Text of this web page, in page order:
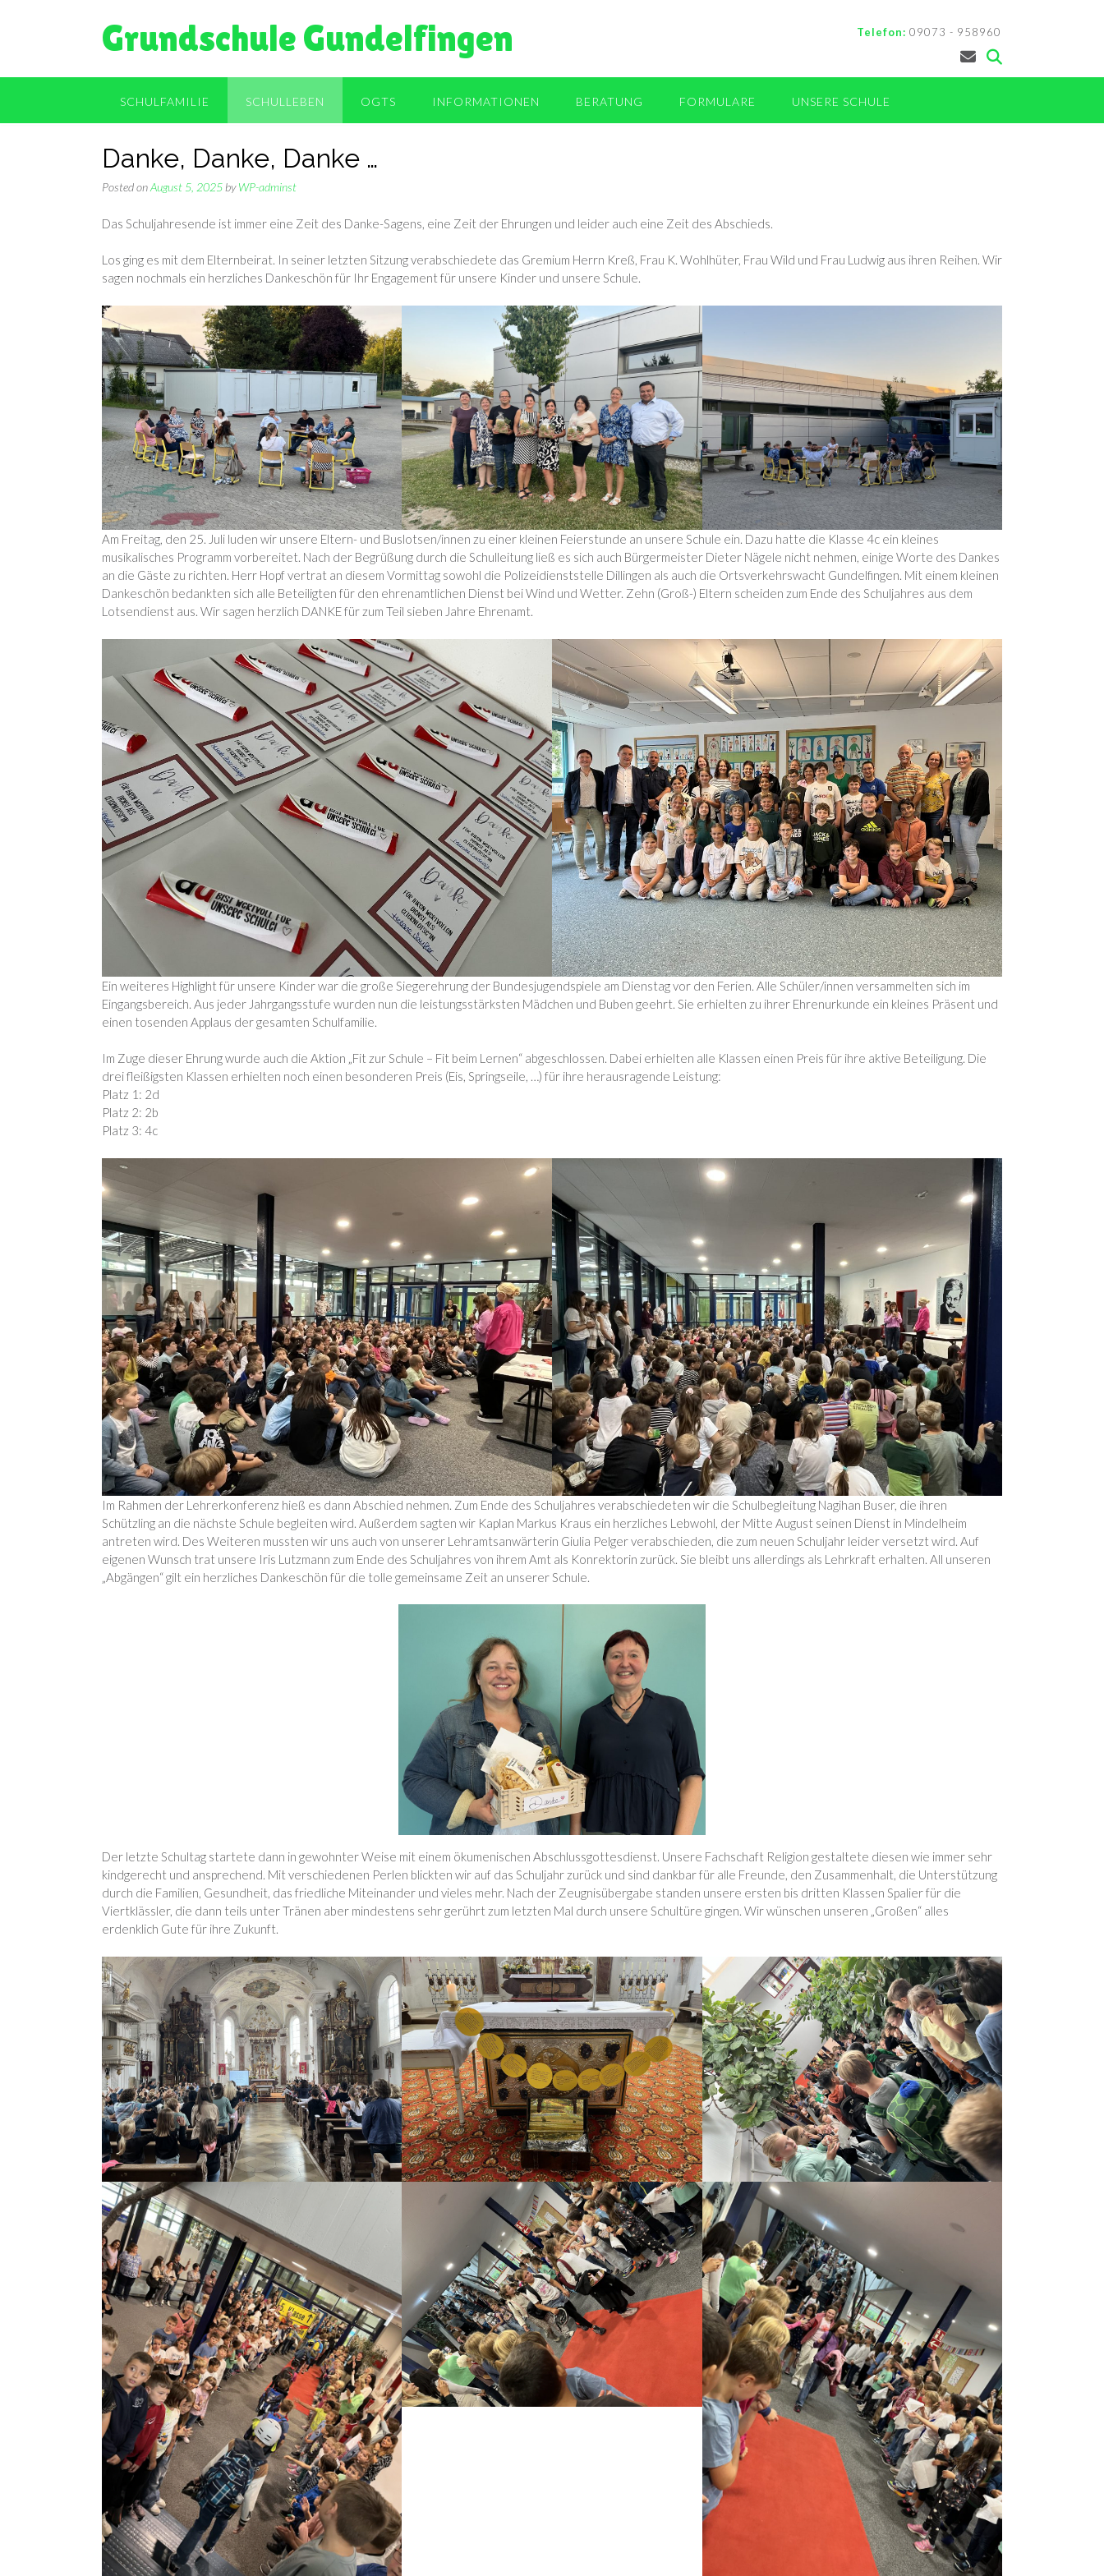
Grundschule Gundelfingen Telefon: 09073 - 958960
SCHULFAMILIE SCHULLEBEN OGTS INFORMATIONEN BERATUNG FORMULARE UNSERE SCHULE
Danke, Danke, Danke …
Posted onAugust 5, 2025 byWP-adminst
Das Schuljahresende ist immer eine Zeit des Danke-Sagens, eine Zeit der Ehrungen und leider auch eine Zeit des Abschieds.
Los ging es mit dem Elternbeirat. In seiner letzten Sitzung verabschiedete das Gremium Herrn Kreß, Frau K. Wohlhüter, Frau Wild und Frau Ludwig aus ihren Reihen. Wir
sagen nochmals ein herzliches Dankeschön für Ihr Engagement für unsere Kinder und unsere Schule.
Am Freitag, den 25. Juli luden wir unsere Eltern- und Buslotsen/innen zu einer kleinen Feierstunde an unsere Schule ein. Dazu hatte die Klasse 4c ein kleines
musikalisches Programm vorbereitet. Nach der Begrüßung durch die Schulleitung ließ es sich auch Bürgermeister Dieter Nägele nicht nehmen, einige Worte des Dankes
an die Gäste zu richten. Herr Hopf vertrat an diesem Vormittag sowohl die Polizeidienststelle Dillingen als auch die Ortsverkehrswacht Gundelfingen. Mit einem kleinen
Dankeschön bedankten sich alle Beteiligten für den ehrenamtlichen Dienst bei Wind und Wetter. Zehn (Groß-) Eltern scheiden zum Ende des Schuljahres aus dem
Lotsendienst aus. Wir sagen herzlich DANKE für zum Teil sieben Jahre Ehrenamt.
Ein weiteres Highlight für unsere Kinder war die große Siegerehrung der Bundesjugendspiele am Dienstag vor den Ferien. Alle Schüler/innen versammelten sich im
Eingangsbereich. Aus jeder Jahrgangsstufe wurden nun die leistungsstärksten Mädchen und Buben geehrt. Sie erhielten zu ihrer Ehrenurkunde ein kleines Präsent und
einen tosenden Applaus der gesamten Schulfamilie.
Im Zuge dieser Ehrung wurde auch die Aktion „Fit zur Schule – Fit beim Lernen“ abgeschlossen. Dabei erhielten alle Klassen einen Preis für ihre aktive Beteiligung. Die
drei fleißigsten Klassen erhielten noch einen besonderen Preis (Eis, Springseile, …) für ihre herausragende Leistung:
Platz 1: 2d
Platz 2: 2b
Platz 3: 4c
Im Rahmen der Lehrerkonferenz hieß es dann Abschied nehmen. Zum Ende des Schuljahres verabschiedeten wir die Schulbegleitung Nagihan Buser, die ihren
Schützling an die nächste Schule begleiten wird. Außerdem sagten wir Kaplan Markus Kraus ein herzliches Lebwohl, der Mitte August seinen Dienst in Mindelheim
antreten wird. Des Weiteren mussten wir uns auch von unserer Lehramtsanwärterin Giulia Pelger verabschieden, die zum neuen Schuljahr leider versetzt wird. Auf
eigenen Wunsch trat unsere Iris Lutzmann zum Ende des Schuljahres von ihrem Amt als Konrektorin zurück. Sie bleibt uns allerdings als Lehrkraft erhalten. All unseren
„Abgängen“ gilt ein herzliches Dankeschön für die tolle gemeinsame Zeit an unserer Schule.
Der letzte Schultag startete dann in gewohnter Weise mit einem ökumenischen Abschlussgottesdienst. Unsere Fachschaft Religion gestaltete diesen wie immer sehr
kindgerecht und ansprechend. Mit verschiedenen Perlen blickten wir auf das Schuljahr zurück und sind dankbar für alle Freunde, den Zusammenhalt, die Unterstützung
durch die Familien, Gesundheit, das friedliche Miteinander und vieles mehr. Nach der Zeugnisübergabe standen unsere ersten bis dritten Klassen Spalier für die
Viertklässler, die dann teils unter Tränen aber mindestens sehr gerührt zum letzten Mal durch unsere Schultüre gingen. Wir wünschen unseren „Großen“ alles
erdenklich Gute für ihre Zukunft.